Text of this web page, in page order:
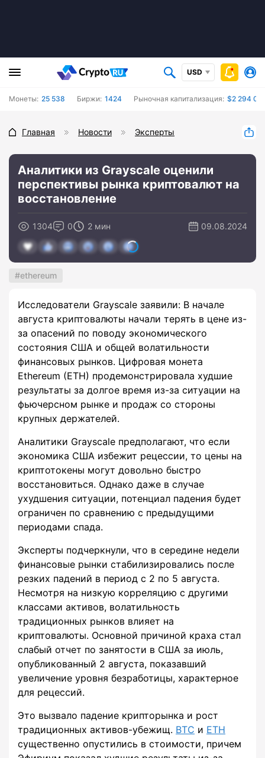
USD
Монеты: 25 538 Биржи: 1424 Рыночная капитализация: $2 294
Главная Новости Эксперты
Аналитики из Grayscale оценили
перспективы рынка криптовалют на
восстановление
1304 0 2 мин 09.08.2024
ethereum
Исследователи Grayscale заявили: В начале
августа криптовалюты начали терять в цене из-
за опасений по поводу экономического
состояния США и общей волатильности
финансовых рынков. Цифровая монета
Ethereum (ETH) продемонстрировала худшие
результаты за долгое время из-за ситуации на
фьючерсном рынке и продаж со стороны
крупных держателей.
Аналитики Grayscale предполагают, что если
экономика США избежит рецессии, то цены на
криптотокены могут довольно быстро
восстановиться. Однако даже в случае
ухудшения ситуации, потенциал падения будет
ограничен по сравнению с предыдущими
периодами спада.
Эксперты подчеркнули, что в середине недели
финансовые рынки стабилизировались после
резких падений в период с 2 по 5 августа.
Несмотря на низкую корреляцию с другими
классами активов, волатильность
традиционных рынков влияет на
криптовалюты. Основной причиной краха стал
слабый отчет по занятости в США за июль,
опубликованный 2 августа, показавший
увеличение уровня безработицы, характерное
для рецессий.
Это вызвало падение крипторынка и рост
традиционных активов-убежищ. BTC и ETH
существенно опустились в стоимости, причем